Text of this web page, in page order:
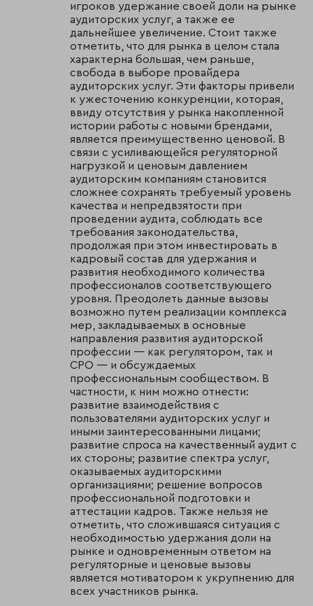
игроков удержание своей доли на рынке
аудиторских услуг, а также ее
дальнейшее увеличение. Стоит также
отметить, что для рынка в целом стала
характерна большая, чем раньше,
свобода в выборе провайдера
аудиторских услуг. Эти факторы привели
к ужесточению конкуренции, которая,
ввиду отсутствия у рынка накопленной
истории работы с новыми брендами,
является преимущественно ценовой. В
связи с усиливающейся регуляторной
нагрузкой и ценовым давлением
аудиторским компаниям становится
сложнее сохранять требуемый уровень
качества и непредвзятости при
проведении аудита, соблюдать все
требования законодательства,
продолжая при этом инвестировать в
кадровый состав для удержания и
развития необходимого количества
профессионалов соответствующего
уровня. Преодолеть данные вызовы
возможно путем реализации комплекса
мер, закладываемых в основные
направления развития аудиторской
профессии — как регулятором, так и
СРО — и обсуждаемых
профессиональным сообществом. В
частности, к ним можно отнести:
развитие взаимодействия с
пользователями аудиторских услуг и
иными заинтересованными лицами;
развитие спроса на качественный аудит с
их стороны; развитие спектра услуг,
оказываемых аудиторскими
организациями; решение вопросов
профессиональной подготовки и
аттестации кадров. Также нельзя не
отметить, что сложившаяся ситуация с
необходимостью удержания доли на
рынке и одновременным ответом на
регуляторные и ценовые вызовы
является мотиватором к укрупнению для
всех участников рынка.